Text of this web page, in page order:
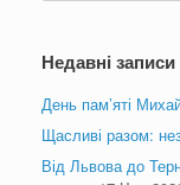
Недавні записи
День пам’яті
Щасливі разом:
Від Львова до